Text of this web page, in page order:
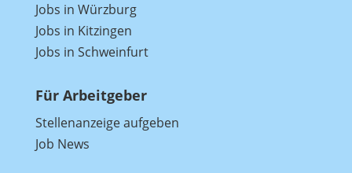
Jobs in Würzburg
Jobs in Kitzingen
Jobs in Schweinfurt
Für Arbeitgeber
Stellenanzeige aufgeben
Job News